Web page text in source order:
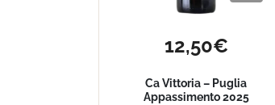
12,50€
Ca Vittoria – Puglia
Appassimento 2025